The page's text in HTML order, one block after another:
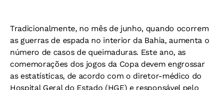
Tradicionalmente, no mês de junho, quando ocorrem
as guerras de espada no interior da Bahia, aumenta o
número de casos de queimaduras. Este ano, as
comemorações dos jogos da Copa devem engrossar
as estatísticas, de acordo com o diretor-médico do
Hospital Geral do Estado (HGE) e responsável pelo